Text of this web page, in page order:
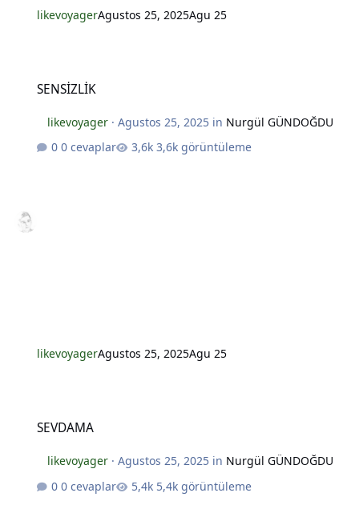
likevoyagerAgustos 25, 2025Agu 25
SENSİZLİK
likevoyager· Agustos 25, 2025in Nurgül GÜNDOĞDU
0 cevaplar
3,6k görüntüleme
likevoyagerAgustos 25, 2025Agu 25
SEVDAMA
likevoyager· Agustos 25, 2025in Nurgül GÜNDOĞDU
0 cevaplar
5,4k görüntüleme